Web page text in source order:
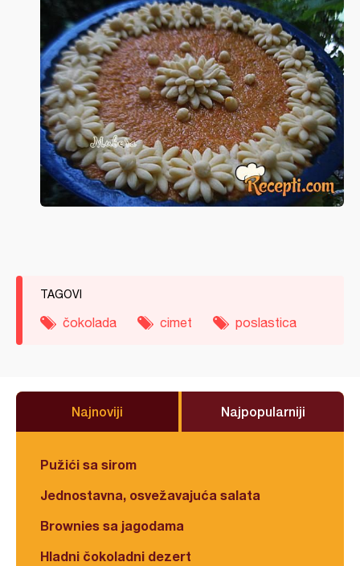
TAGOVI
čokolada cimet poslastica
Najnoviji Najpopularniji
Pužići sa sirom
Jednostavna, osvežavajuća salata
Brownies sa jagodama
Hladni čokoladni dezert